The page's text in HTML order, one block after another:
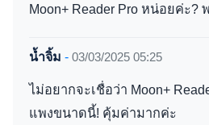
Moon+ Reader Pro หน่อยค่ะ?
น้ำจิ้ม - 03/03/2025 05:25
ไม่อยากจะเชื่อว่า Moon+
แพงขนาดนี้! คุ้มค่ามากค่ะ